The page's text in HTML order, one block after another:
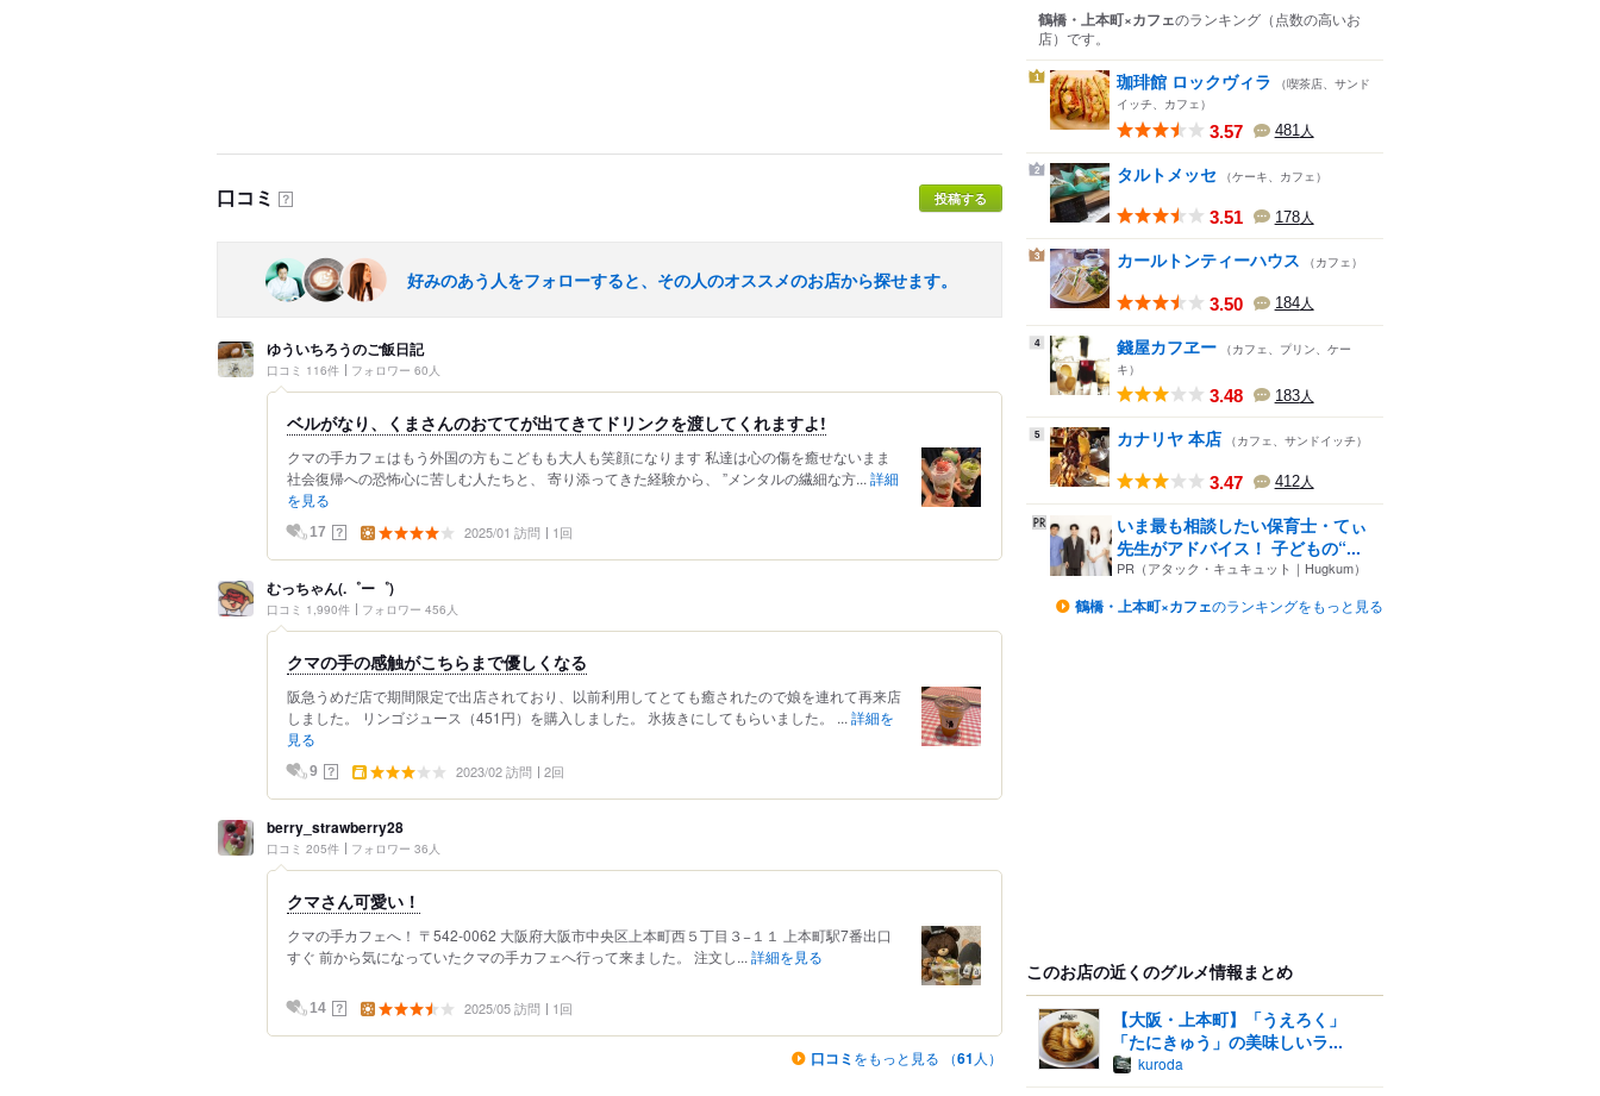
口コミ ？ 投稿する
好みのあう人をフォローすると、その人のオススメのお店から探せます。
ゆういちろうのご飯日記
口コミ 116件 フォロワー 60人
ベルがなり、くまさんのおててが出てきてドリンクを渡してくれますよ!
クマの手カフェはもう外国の方もこどもも大人も笑顔になります 私達は心の傷を癒せないまま
社会復帰への恐怖心に苦しむ人たちと、 寄り添ってきた経験から、 ”メンタルの繊細な方... 詳細
を見る
17 ？ 2025/01 訪問 1回
むっちゃん(.゜ー゜)
口コミ 1,990件 フォロワー 456人
クマの手の感触がこちらまで優しくなる
阪急うめだ店で期間限定で出店されており、以前利用してとても癒されたので娘を連れて再来店
しました。 リンゴジュース（451円）を購入しました。 氷抜きにしてもらいました。 ... 詳細を
見る
9 ？ 2023/02 訪問 2回
berry_strawberry28
口コミ 205件 フォロワー 36人
クマさん可愛い！
クマの手カフェへ！ 〒542-0062 大阪府大阪市中央区上本町西５丁目３−１１ 上本町駅7番出口
すぐ 前から気になっていたクマの手カフェへ行って来ました。 注文し... 詳細を見る
14 ？ 2025/05 訪問 1回
口コミ をもっと見る （61 人）
鶴橋・上本町×カフェのランキング （点数の高いお
店） です。
1 珈琲館 ロックヴィラ
（喫茶店、サンド
イッチ、カフェ）
3.57 481人
2 タルトメッセ （ケーキ、カフェ）
3.51 178人
3 カールトンティーハウス （カフェ）
3.50 184人
4 錢屋カフヱー （カフェ、プリン、ケー
キ）
3.48 183人
5 カナリヤ 本店 （カフェ、サンドイッチ）
3.47 412人
いま最も相談したい保育士・てぃ
先生がアドバイス！ 子どもの“...
PR（アタック・キュキュット｜Hugkum）
鶴橋・上本町×カフェのランキングをもっと見る
このお店の近くのグルメ情報まとめ
【大阪・上本町】「うえろく」
「たにきゅう」の美味しいラ...
kuroda